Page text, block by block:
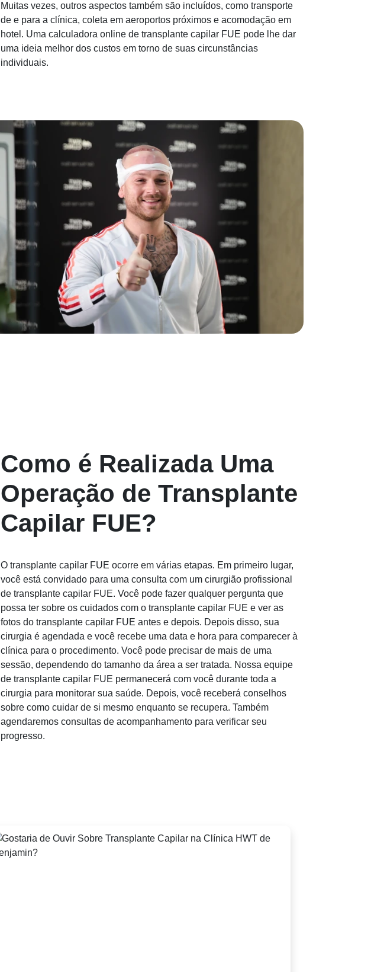
Muitas vezes, outros aspectos também são incluídos, como transporte
de e para a clínica, coleta em aeroportos próximos e acomodação em
hotel. Uma calculadora online de transplante capilar FUE pode lhe dar
uma ideia melhor dos custos em torno de suas circunstâncias
individuais.
Como é Realizada Uma
Operação de Transplante
Capilar FUE?
O transplante capilar FUE ocorre em várias etapas. Em primeiro lugar,
você está convidado para uma consulta com um cirurgião profissional
de transplante capilar FUE. Você pode fazer qualquer pergunta que
possa ter sobre os cuidados com o transplante capilar FUE e ver as
fotos do transplante capilar FUE antes e depois. Depois disso, sua
cirurgia é agendada e você recebe uma data e hora para comparecer à
clínica para o procedimento. Você pode precisar de mais de uma
sessão, dependendo do tamanho da área a ser tratada. Nossa equipe
de transplante capilar FUE permanecerá com você durante toda a
cirurgia para monitorar sua saúde. Depois, você receberá conselhos
sobre como cuidar de si mesmo enquanto se recupera. Também
agendaremos consultas de acompanhamento para verificar seu
progresso.